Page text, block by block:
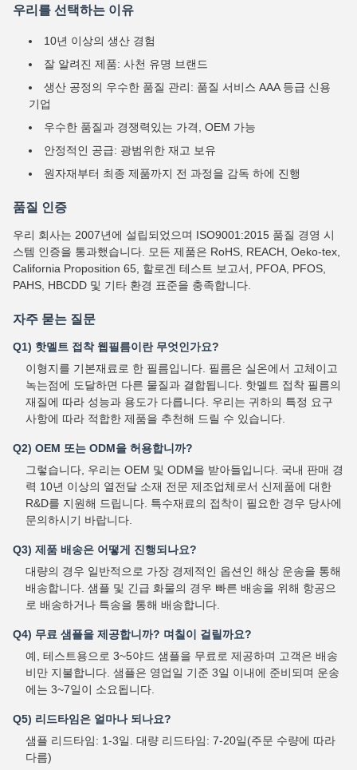
우리를 선택하는 이유
10년 이상의 생산 경험
잘 알려진 제품: 사천 유명 브랜드
생산 공정의 우수한 품질 관리: 품질 서비스 AAA 등급 신용
기업
우수한 품질과 경쟁력있는 가격, OEM 가능
안정적인 공급: 광범위한 재고 보유
원자재부터 최종 제품까지 전 과정을 감독 하에 진행
품질 인증
우리 회사는 2007년에 설립되었으며 ISO9001:2015 품질 경영 시
스템 인증을 통과했습니다. 모든 제품은 RoHS, REACH, Oeko-tex,
California Proposition 65, 할로겐 테스트 보고서, PFOA, PFOS,
PAHS, HBCDD 및 기타 환경 표준을 충족합니다.
자주 묻는 질문
Q1) 핫멜트 접착 웹필름이란 무엇인가요?
이형지를 기본재료로 한 필름입니다. 필름은 실온에서 고체이고
녹는점에 도달하면 다른 물질과 결합됩니다. 핫멜트 접착 필름의
재질에 따라 성능과 용도가 다릅니다. 우리는 귀하의 특정 요구
사항에 따라 적합한 제품을 추천해 드릴 수 있습니다.
Q2) OEM 또는 ODM을 허용합니까?
그렇습니다, 우리는 OEM 및 ODM을 받아들입니다. 국내 판매 경
력 10년 이상의 열전달 소재 전문 제조업체로서 신제품에 대한
R&D를 지원해 드립니다. 특수재료의 접착이 필요한 경우 당사에
문의하시기 바랍니다.
Q3) 제품 배송은 어떻게 진행되나요?
대량의 경우 일반적으로 가장 경제적인 옵션인 해상 운송을 통해
배송합니다. 샘플 및 긴급 화물의 경우 빠른 배송을 위해 항공으
로 배송하거나 특송을 통해 배송합니다.
Q4) 무료 샘플을 제공합니까? 며칠이 걸릴까요?
예, 테스트용으로 3~5야드 샘플을 무료로 제공하며 고객은 배송
비만 지불합니다. 샘플은 영업일 기준 3일 이내에 준비되며 운송
에는 3~7일이 소요됩니다.
Q5) 리드타임은 얼마나 되나요?
샘플 리드타임: 1-3일. 대량 리드타임: 7-20일(주문 수량에 따라
다름)